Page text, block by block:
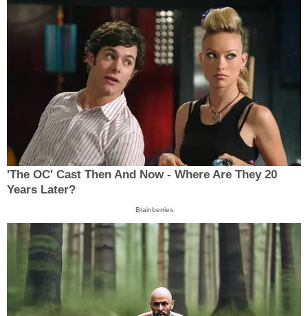
'The OC' Cast Then And Now - Where Are They 20
Years Later?
Brainberries